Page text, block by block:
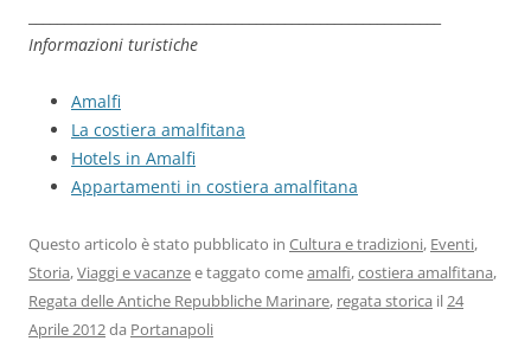
Informazioni turistiche
Amalfi
La costiera amalfitana
Hotels in Amalfi
Appartamenti in costiera amalfitana
Questo articolo è stato pubblicato in Cultura e tradizioni, Eventi,
Storia,Viaggi e vacanzee taggato comeamalfi,costiera amalfitana,
Regata delle Antiche Repubbliche Marinare, regata storica il24
Aprile 2012da Portanapoli